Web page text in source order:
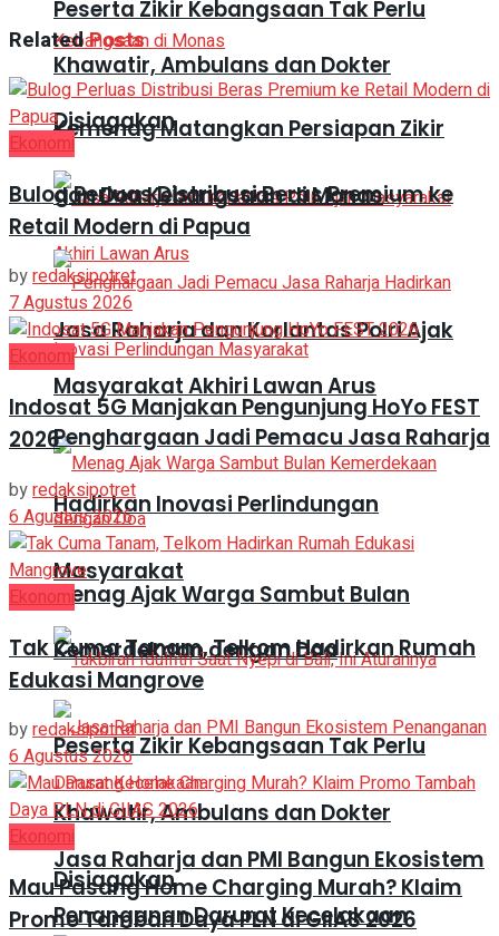
Peserta Zikir Kebangsaan Tak Perlu
Khawatir, Ambulans dan Dokter
Disiagakan
Jasa Raharja dan Korlantas Polri Ajak
Masyarakat Akhiri Lawan Arus
Menag Ajak Warga Sambut Bulan
Kemerdekaan dengan Doa
Jasa Raharja dan PMI Bangun Ekosistem
Penanganan Darurat Kecelakaan
Kemenag Matangkan Persiapan Zikir
dan Doa Kebangsaan di Monas
Penghargaan Jadi Pemacu Jasa Raharja
Hadirkan Inovasi Perlindungan
Masyarakat
Peserta Zikir Kebangsaan Tak Perlu
Khawatir, Ambulans dan Dokter
Disiagakan
RelatedPosts
Ekonomi
Bulog Perluas Distribusi Beras Premium ke
Retail Modern di Papua
byredaksipotret
7 Agustus 2026
Ekonomi
Indosat 5G Manjakan Pengunjung HoYo FEST
2026
byredaksipotret
6 Agustus 2026
Ekonomi
Tak Cuma Tanam, Telkom Hadirkan Rumah
Edukasi Mangrove
byredaksipotret
6 Agustus 2026
Ekonomi
Mau Pasang Home Charging Murah? Klaim
Promo Tambah Daya PLN di GIIAS 2026